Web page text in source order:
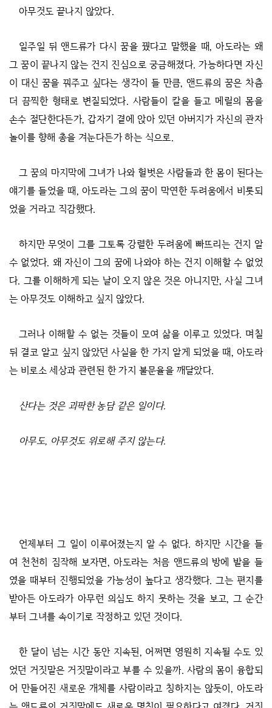
아무것도 끝나지 않았다.
일주일 뒤 앤드류가 다시 꿈을 꿨다고 말했을 때, 아도라는 왜
그 꿈이 끝나지 않는 건지 진심으로 궁금해졌다. 가능하다면 자신
이 대신 꿈을 꿔주고 싶다는 생각이 들 만큼, 앤드류의 꿈은 차츰
더 끔찍한 형태로 변질되었다. 사람들이 칼을 들고 메릴의 몸을
손수 절단한다든가, 갑자기 곁에 앉아 있던 아버지가 자신의 관자
놀이를 향해 총을 겨눈다든가 하는 식으로.
그 꿈의 마지막에 그녀가 나와 헐벗은 사람들과 한 몸이 된다는
얘기를 들었을 때, 아도라는 그의 꿈이 막연한 두려움에서 비롯되
었을 거라고 직감했다.
하지만 무엇이 그를 그토록 강렬한 두려움에 빠뜨리는 건지 알
수 없었다. 왜 자신이 그의 꿈에 나와야 하는 건지 이해할 수 없었
다. 그를 이해하게 되는 날이 오지 않은 것은 아니지만, 사실 그녀
는 아무것도 이해하고 싶지 않았다.
그러나 이해할 수 없는 것들이 모여 삶을 이루고 있었다. 며칠
뒤 결코 알고 싶지 않았던 사실을 한 가지 알게 되었을 때, 아도라
는 비로소 세상과 관련된 한 가지 불문율을 깨달았다.
산다는 것은 괴팍한 농담 같은 일이다.
아무도, 아무것도 위로해 주지 않는다.
언제부터 그 일이 이루어졌는지 알 수 없다. 하지만 시간을 들
여 천천히 짐작해 보자면, 아도라는 처음 앤드류의 방에 발을 들
였을 때부터 진행되었을 가능성이 높다고 생각했다. 그는 편지를
받아든 아도라가 아무런 의심도 하지 못하는 것을 보고, 그 순간
부터 그녀를 속이기로 작정하고 있던 것이다.
한 달이 넘는 시간 동안 지속된, 어쩌면 영원히 지속될 수도 있
었던 거짓말은 거짓말이라고 부를 수 있을까. 사람의 몸이 융합되
어 만들어진 새로운 개체를 사람이라고 칭하지는 않듯이, 아도라